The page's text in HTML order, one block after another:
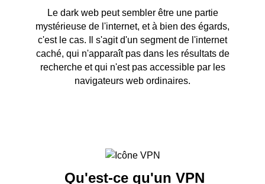
Le dark web peut sembler être une partie
mystérieuse de l'internet, et à bien des égards,
c'est le cas. Il s'agit d'un segment de l'internet
caché, qui n'apparaît pas dans les résultats de
recherche et qui n'est pas accessible par les
navigateurs web ordinaires.
Qu'est-ce qu'un VPN